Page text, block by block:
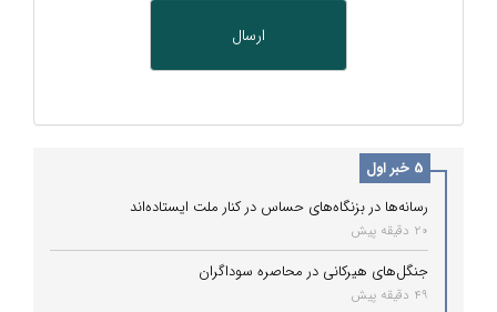
5 خبر اول
رسانه‌ها در بزنگاه‌های حساس در کنار ملت ایستاده‌اند
20 دقیقه پیش
جنگل‌های هیرکانی در محاصره سوداگران
49 دقیقه پیش